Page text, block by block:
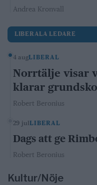
Andrea Kronvall
LIBERALA LEDARE
4 augLIBERAL
Norrtälje visar
klarar
Robert Beronius
29 julLIBERAL
Dags att ge
Robert Beronius
Kultur/Nöje